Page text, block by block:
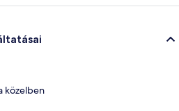
közelben